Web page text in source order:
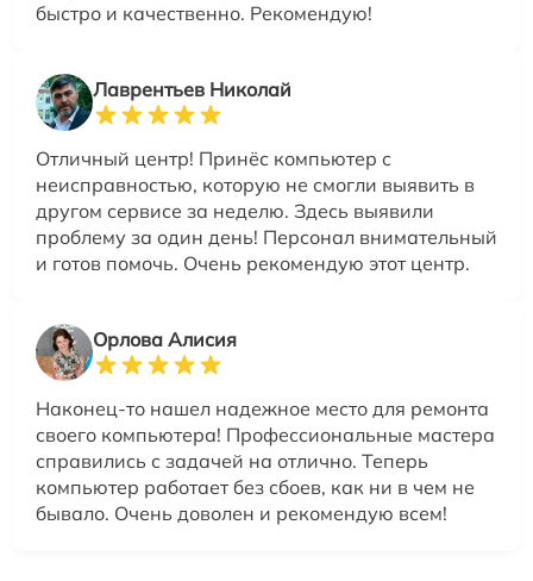
быстро и качественно. Рекомендую!
Лаврентьев Николай
Отличный центр! Принёс компьютер с
неисправностью, которую не смогли выявить в
другом сервисе за неделю. Здесь выявили
проблему за один день! Персонал внимательный
и готов помочь. Очень рекомендую этот центр.
Орлова Алисия
Наконец-то нашел надежное место для ремонта
своего компьютера! Профессиональные мастера
справились с задачей на отлично. Теперь
компьютер работает без сбоев, как ни в чем не
бывало. Очень доволен и рекомендую всем!